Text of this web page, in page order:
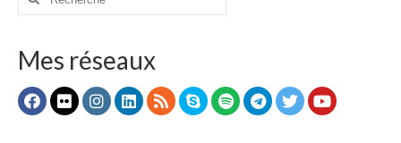
Mes réseaux